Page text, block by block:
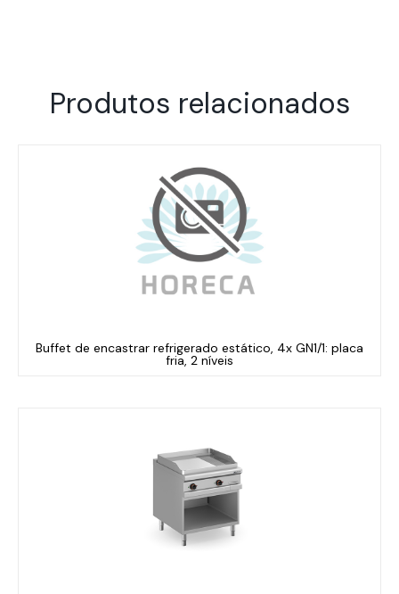
Produtos relacionados
Buffet de encastrar refrigerado estático, 4x GN1/1: placa
fria, 2 níveis